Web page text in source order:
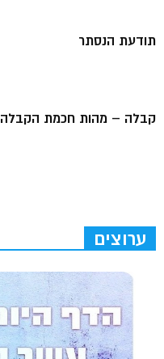
תודעת הנסתר
קבלה – מהות חכמת הקבלה
ערוצים